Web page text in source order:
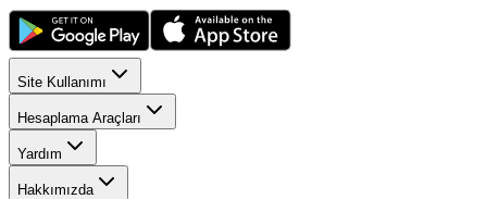
Site Kullanımı
Hesaplama Araçları
Yardım
Hakkımızda